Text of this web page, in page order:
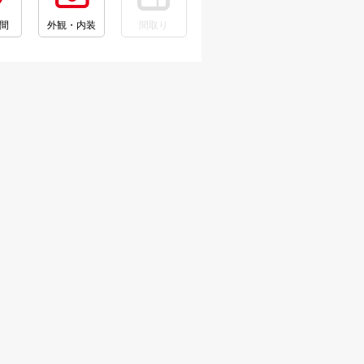
外観・内装 間取り